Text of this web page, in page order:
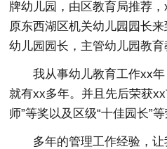
牌幼儿园，由区教育局推荐
原东西湖区机关幼儿园园长
幼儿园园长，主管幼儿园教育
我从事幼儿教育工作xx
就有xx多年。并且先后荣获xx
师”等奖以及区级“十佳园长”等
多年的管理工作经验，